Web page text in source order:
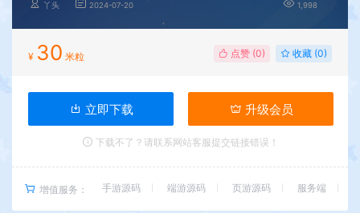
丫头 2024-07-20 1,998
¥ 30 米粒 点赞 (0) 收藏 (0)
立即下载 升级会员
下载不了？请联系网站客服提交链接错误！
增值服务： 手游源码 端游源码 页游源码 服务端